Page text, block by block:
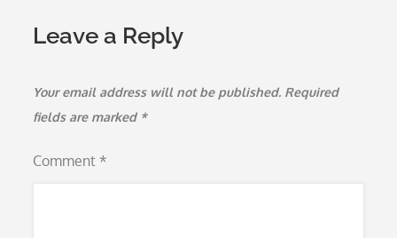
Leave a Reply
Your email address will not be published. Required
fields are marked *
Comment *